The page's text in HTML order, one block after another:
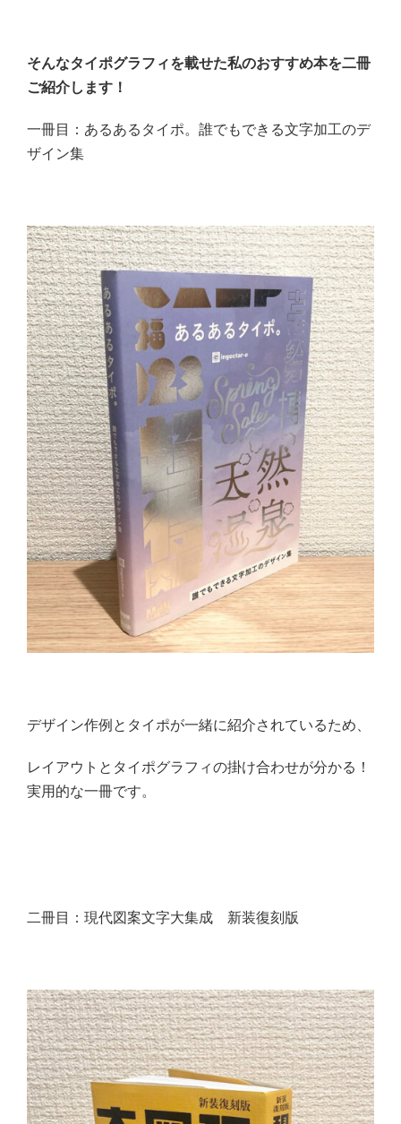
そんなタイポグラフィを載せた私のおすすめ本を二冊
ご紹介します！
一冊目：あるあるタイポ。誰でもできる文字加工のデ
ザイン集
デザイン作例とタイポが一緒に紹介されているため、
レイアウトとタイポグラフィの掛け合わせが分かる！
実用的な一冊です。
二冊目：現代図案文字大集成 新装復刻版